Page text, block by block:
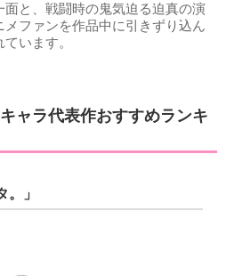
と、戦闘時の鬼気迫る迫真の演
ファンを作品中に引きずり込ん
います。
ャラ代表作おすすめランキ
」